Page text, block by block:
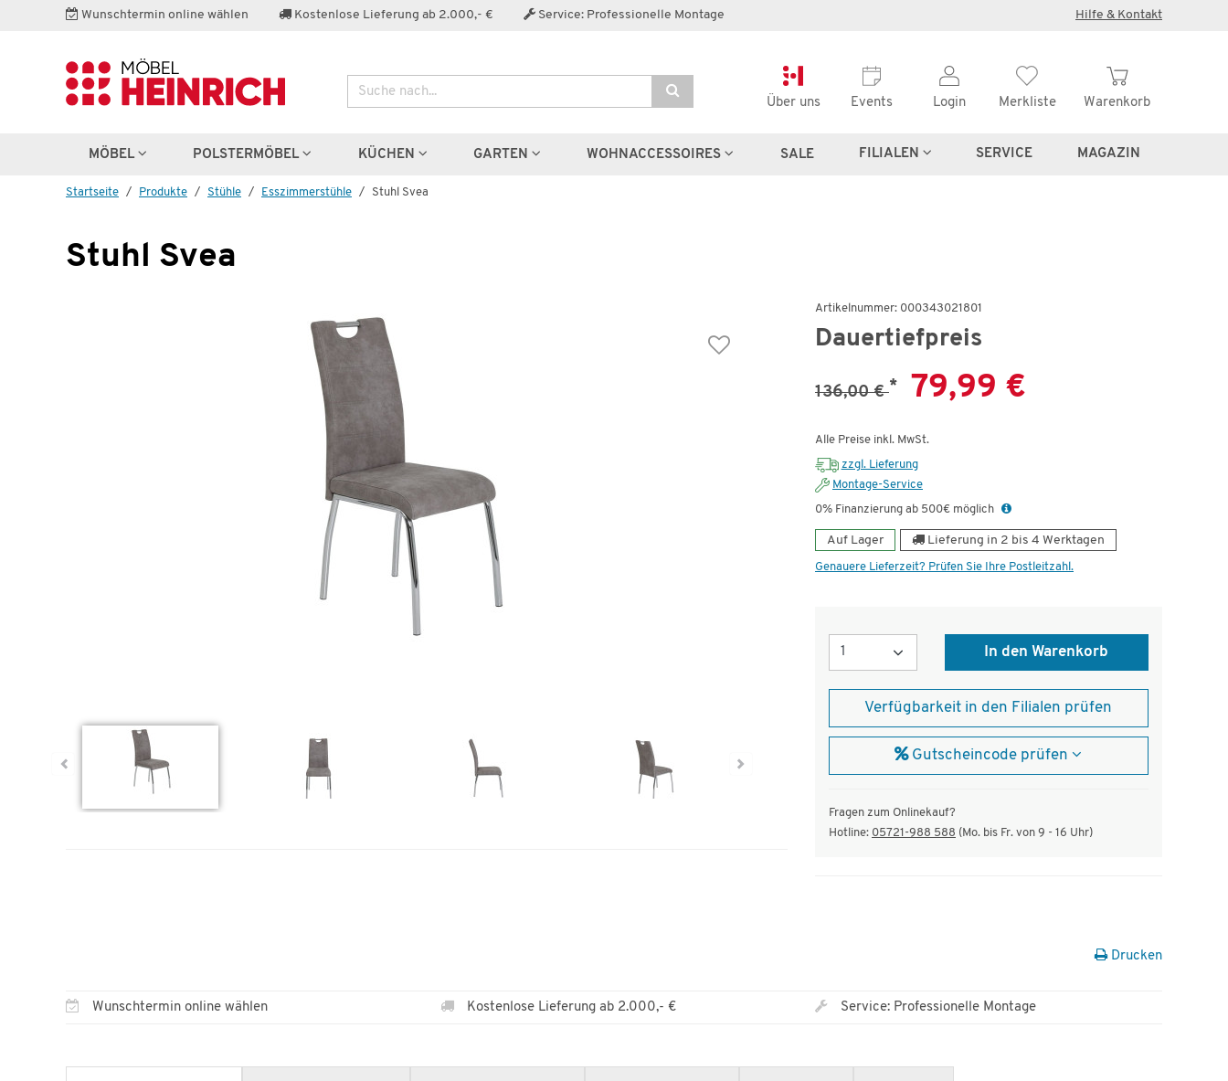
Wunschtermin online wählen Kostenlose Lieferung ab 2.000,- € Service: Professionelle Montage Hilfe & Kontakt
Suche
Über uns Events Login Merkliste Warenkorb
MÖBEL POLSTERMÖBEL KÜCHEN GARTEN WOHNACCESSOIRES SALE FILIALEN SERVICE MAGAZIN
Startseite Produkte Stühle Esszimmerstühle Stuhl Svea
Stuhl Svea
Artikelnummer: 000343021801
Dauertiefpreis
136,00 €* 79,99 €
Alle Preise inkl. MwSt.
zzgl. Lieferung
Montage-Service
0% Finanzierung ab 500€ möglich
Auf Lager Lieferung in 2 bis 4 Werktagen
Genauere Lieferzeit? Prüfen Sie Ihre Postleitzahl.
Menge
In den Warenkorb
Der Artikel wurde in den Warenkorb gelegt:
Dauertiefpreis - unschlagbar günstig! Dauertiefpreis - unschlagbar günstig!
Verfügbarkeit in den Filialen prüfen
Gutscheincode prüfen
Fragen zum Onlinekauf?
Hotline: 05721-988 588 (Mo. bis Fr. von 9 - 16 Uhr)
Drucken
Wunschtermin online wählen Kostenlose Lieferung ab 2.000,- € Service: Professionelle Montage